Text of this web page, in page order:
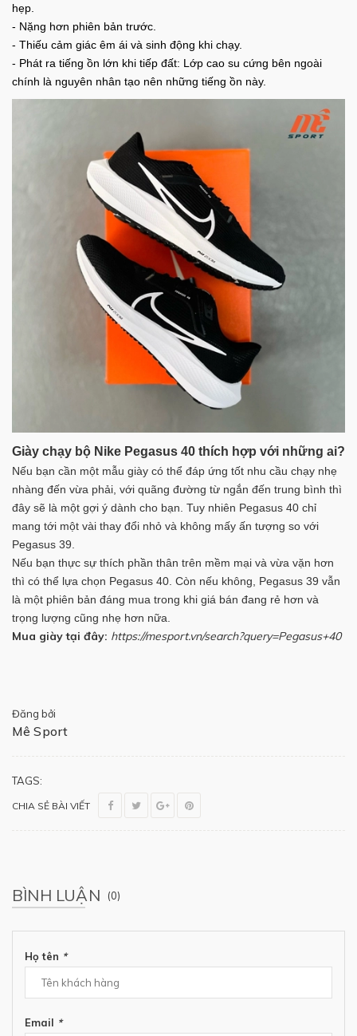
hẹp.
- Nặng hơn phiên bản trước.
- Thiếu cảm giác êm ái và sinh động khi chạy.
- Phát ra tiếng ồn lớn khi tiếp đất: Lớp cao su cứng bên ngoài
chính là nguyên nhân tạo nên những tiếng ồn này.
Giày chạy bộ Nike Pegasus 40 thích hợp với những ai?
Nếu bạn cần một mẫu giày có thể đáp ứng tốt nhu cầu chạy nhẹ
nhàng đến vừa phải, với quãng đường từ ngắn đến trung bình thì
đây sẽ là một gợi ý dành cho bạn. Tuy nhiên Pegasus 40 chỉ
mang tới một vài thay đổi nhỏ và không mấy ấn tượng so với
Pegasus 39.
Nếu bạn thực sự thích phần thân trên mềm mại và vừa vặn hơn
thì có thể lựa chọn Pegasus 40. Còn nếu không, Pegasus 39 vẫn
là một phiên bản đáng mua trong khi giá bán đang rẻ hơn và
trọng lượng cũng nhẹ hơn nữa.
Mua giày tại đây: https://mesport.vn/search?query=Pegasus+40
Đăng bởi
Mê Sport
TAGS:
CHIA SẺ BÀI VIẾT
BÌNH LUẬN (0)
Họ tên *
Email *